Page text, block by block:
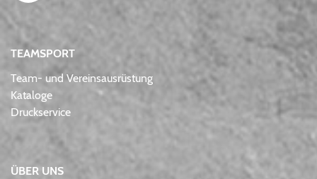
TEAMSPORT
Team- und Vereinsausrüstung
Kataloge
Druckservice
ÜBER UNS